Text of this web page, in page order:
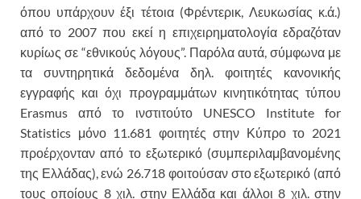
όπου υπάρχουν έξι τέτοια (Φρέντερικ, Λευκωσίας κ.ά.)
από το 2007 που εκεί η επιχειρηματολογία εδραζόταν
κυρίως σε “εθνικούς λόγους”. Παρόλα αυτά, σύμφωνα με
τα συντηρητικά δεδομένα δηλ. φοιτητές κανονικής
εγγραφής και όχι προγραμμάτων κινητικότητας τύπου
Erasmus από το ινστιτούτο UNESCO Institute for
Statistics μόνο 11.681 φοιτητές στην Κύπρο το 2021
προέρχονταν από το εξωτερικό (συμπεριλαμβανομένης
της Ελλάδας), ενώ 26.718 φοιτούσαν στο εξωτερικό (από
τους οποίους 8 χιλ. στην Ελλάδα και άλλοι 8 χιλ. στην